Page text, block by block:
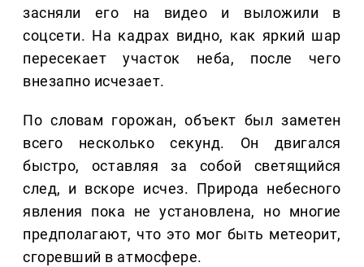
засняли его на видео и выложили в
соцсети. На кадрах видно, как яркий шар
пересекает участок неба, после чего
внезапно исчезает.
По словам горожан, объект был заметен
всего несколько секунд. Он двигался
быстро, оставляя за собой светящийся
след, и вскоре исчез. Природа небесного
явления пока не установлена, но многие
предполагают, что это мог быть метеорит,
сгоревший в атмосфере.